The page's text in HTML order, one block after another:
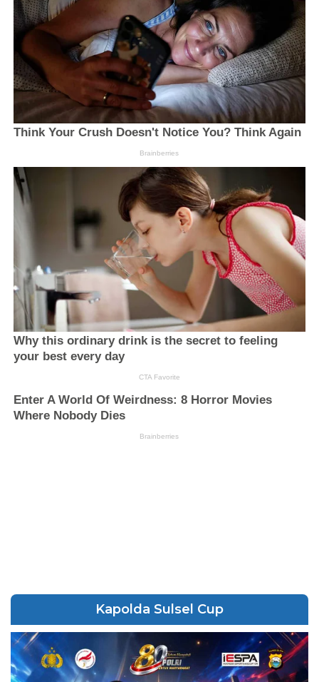
Kapolda Sulsel Cup